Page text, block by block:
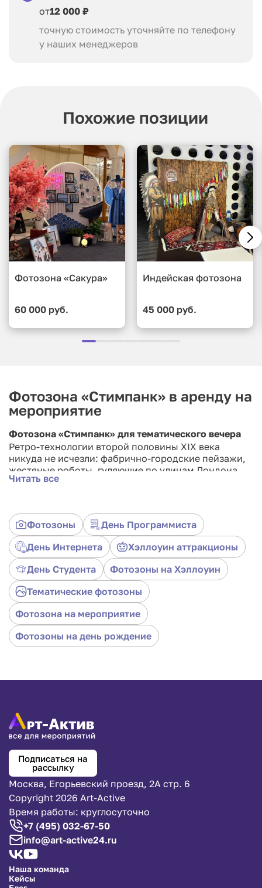
от12 000 ₽
точную стоимость уточняйте по телефону
у наших менеджеров
Похожие позиции
Фотозона «Сакура»
60 000 руб.
Индейская фотозона
45 000 руб.
Фотозона «Стимпанк» в аренду на
мероприятие
Фотозона «Стимпанк» для тематического вечера
Ретро-технологии второй половины XIX века
никуда не исчезли: фабрично-городские пейзажи,
жестяные роботы, гуляющие по улицам Лондона,
дирижабли, рассекающие хмурое небо, подводная
машинах... Всё это — стимпанк.
Вы можете в любой момент вернуться в прошлое из
параллельной Вселенной и стать одним из тех
ярких индивидуалистов, что противостояли
системе, предрассудкам и традициям. А можете
просто насладиться непередаваемой эстетикой,
родившейся из произведений Уильяма Гибсона и
Брюса Стерлинга.
Уникальный реквизит — фотобудка в стиле
стимпанка — удивит и привлечет немало гостей на
Фотозона состоит из стен и трубы, общая площадь
которых составляет 30 м
Конструкция выполнена из бруса и фанеры.
Сделайте заказ прямо сейчас — наш дирижабль
доставит всё точно в срок!
Читать все
Фотозоны
День Программиста
День Интернета
Хэллоуин аттракционы
День Студента
Фотозоны на Хэллоуин
Тематические фотозоны
Фотозона на мероприятие
Фотозоны на день рождение
Подписаться на
рассылку
Москва, Егорьевский проезд, 2А стр. 6
Copyright 2026 Art-Active
Время работы: круглосуточно
+7 (495) 032-67-50
info@art-active24.ru
Наша команда
Кейсы